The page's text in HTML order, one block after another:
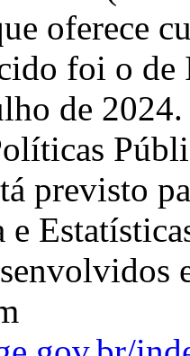
oferece
foi o de
de
previsto
e